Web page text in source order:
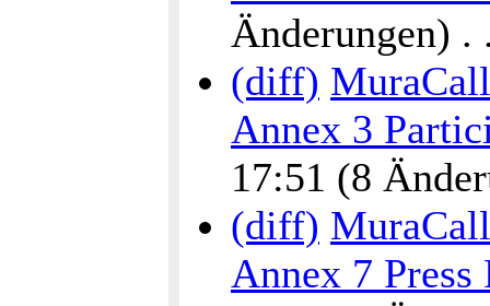
Änderungen)
(diff)
Annex 3
17:51 (8
(diff)
Annex 7 Press